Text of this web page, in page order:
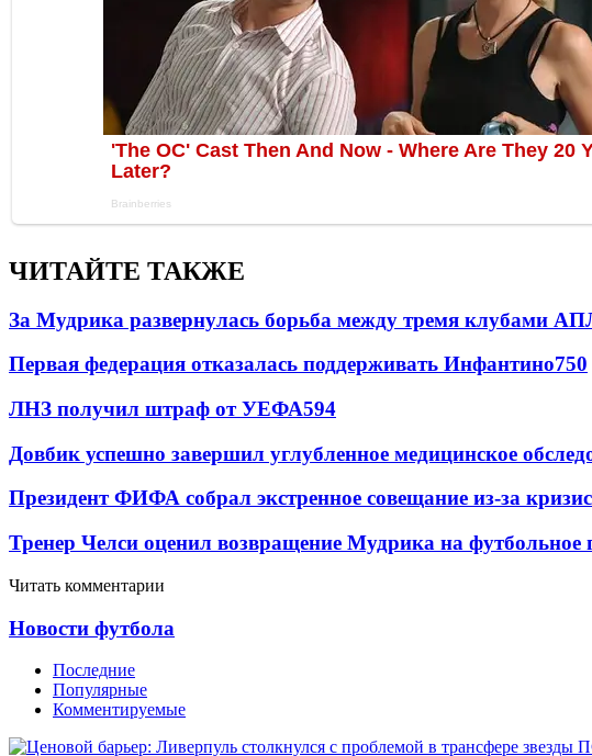
ЧИТАЙТЕ ТАКЖЕ
За Мудрика развернулась борьба между тремя клубами
Первая федерация отказалась поддерживать Инфантино750
ЛНЗ получил штраф от УЕФА594
Довбик успешно завершил углубленное медицинское
Президент ФИФА собрал экстренное совещание из-за
Тренер Челси оценил возвращение Мудрика на футбольное
Читать комментарии
Новости футбола
Последние
Популярные
Комментируемые